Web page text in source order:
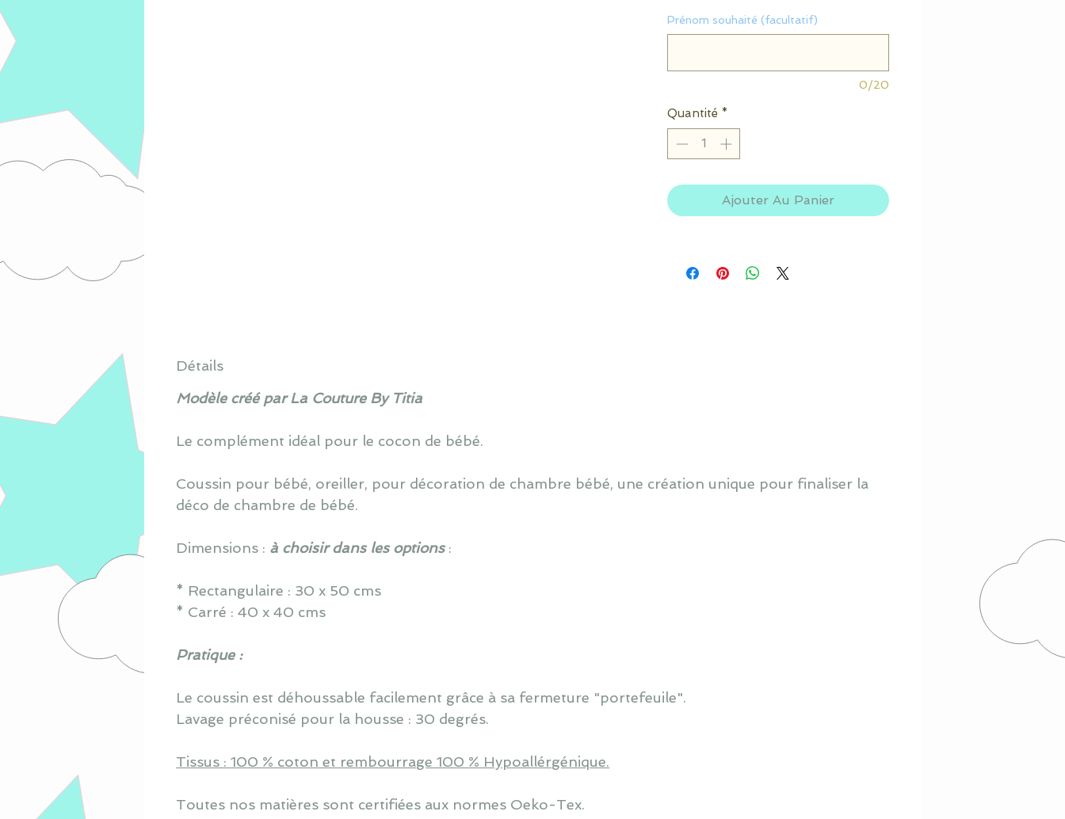
Prénom souhaité (facultatif)
0/20
Quantité *
Ajouter Au Panier
Détails
Modèle créé par La Couture By Titia
Le complément idéal pour le cocon de bébé.
Coussin pour bébé, oreiller, pour décoration de chambre bébé, une création unique pour finaliser la
déco de chambre de bébé.
Dimensions : à choisir dans les options:
* Rectangulaire : 30 x 50 cms
* Carré : 40 x 40 cms
Pratique :
Le coussin est déhoussable facilement grâce à sa fermeture "portefeuile".
Lavage préconisé pour la housse : 30 degrés.
Tissus : 100 % coton et rembourrage 100 % Hypoallérgénique.
Toutes nos matières sont certifiées aux normes Oeko-Tex.